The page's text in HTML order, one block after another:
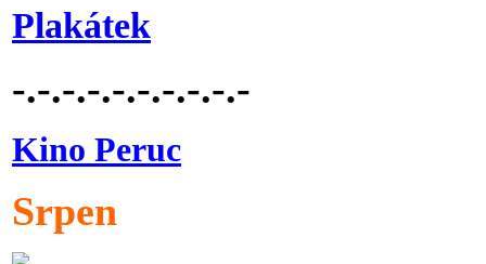
Plakátek
-.-.-.-.-.-.-.-.-.-
Kino Peruc
Srpen